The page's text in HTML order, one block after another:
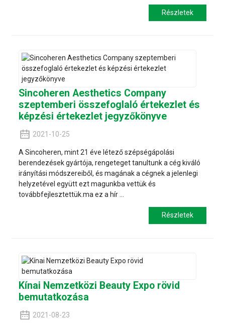
Részletek
Sincoheren Aesthetics Company
szeptemberi összefoglaló értekezlet és
képzési értekezlet jegyzőkönyve
2021-10-25
A Sincoheren, mint 21 éve létező szépségápolási
berendezések gyártója, rengeteget tanultunk a cég kiváló
irányítási módszereiből, és magának a cégnek a jelenlegi
helyzetével együtt ezt magunkba vettük és
továbbfejlesztettük.ma ez a hír ...
Részletek
Kínai Nemzetközi Beauty Expo rövid
bemutatkozása
2021-08-23